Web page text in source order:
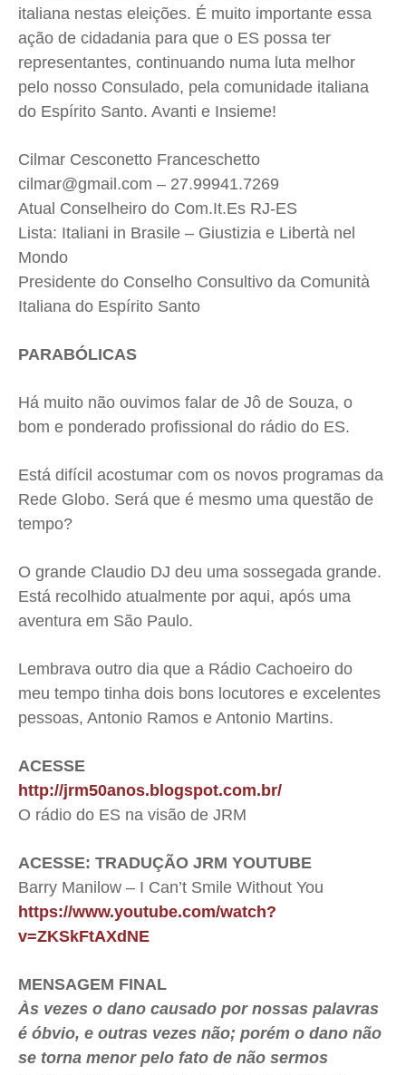
italiana nestas eleições. É muito importante essa
ação de cidadania para que o ES possa ter
representantes, continuando numa luta melhor
pelo nosso Consulado, pela comunidade italiana
do Espírito Santo. Avanti e Insieme!
Cilmar Cesconetto Franceschetto
cilmar@gmail.com – 27.99941.7269
Atual Conselheiro do Com.It.Es RJ-ES
Lista: Italiani in Brasile – Giustizia e Libertà nel
Mondo
Presidente do Conselho Consultivo da Comunità
Italiana do Espírito Santo
PARABÓLICAS
Há muito não ouvimos falar de Jô de Souza, o
bom e ponderado profissional do rádio do ES.
Está difícil acostumar com os novos programas da
Rede Globo. Será que é mesmo uma questão de
tempo?
O grande Claudio DJ deu uma sossegada grande.
Está recolhido atualmente por aqui, após uma
aventura em São Paulo.
Lembrava outro dia que a Rádio Cachoeiro do
meu tempo tinha dois bons locutores e excelentes
pessoas, Antonio Ramos e Antonio Martins.
ACESSE
http://jrm50anos.blogspot.com.br/
O rádio do ES na visão de JRM
ACESSE: TRADUÇÃO JRM YOUTUBE
Barry Manilow – I Can’t Smile Without You
https://www.youtube.com/watch?
v=ZKSkFtAXdNE
MENSAGEM FINAL
Às vezes o dano causado por nossas palavras
é óbvio, e outras vezes não; porém o dano não
se torna menor pelo fato de não sermos